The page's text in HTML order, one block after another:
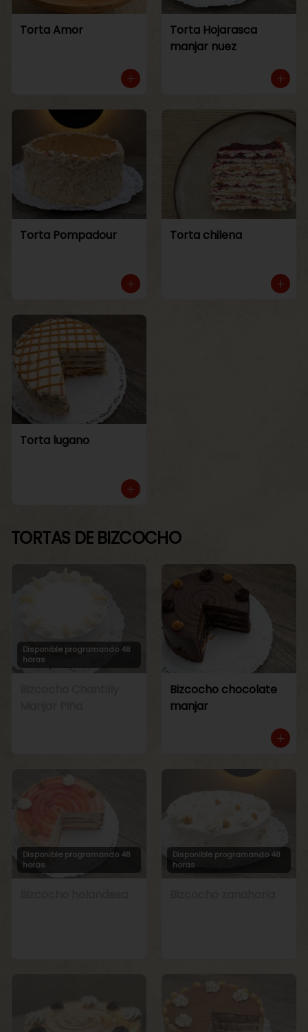
Torta Amor
Torta Hojarasca
manjar nuez
Torta Pompadour Torta chilena
Torta lugano
TORTAS DE BIZCOCHO
Disponible programando 48
horas
Bizcocho chocolate
manjar
Disponible programando 48
horas
Disponible programando 48
horas